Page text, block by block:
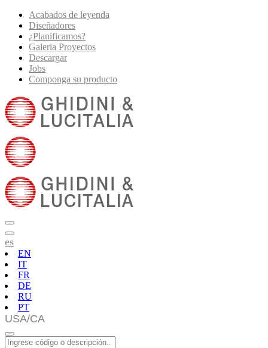
Acabados de leyenda
Diseñadores
¿Planificamos?
Galeria Proyectos
Descargar
Jobs
Componga su producto
es
EN
IT
FR
DE
RU
PT